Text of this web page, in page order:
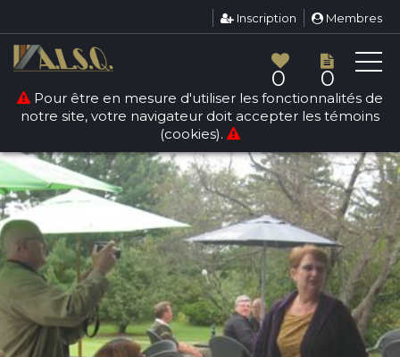
Inscription Membres
0 0
Pour être en mesure d'utiliser les fonctionnalités de
notre site, votre navigateur doit accepter les témoins
(cookies).